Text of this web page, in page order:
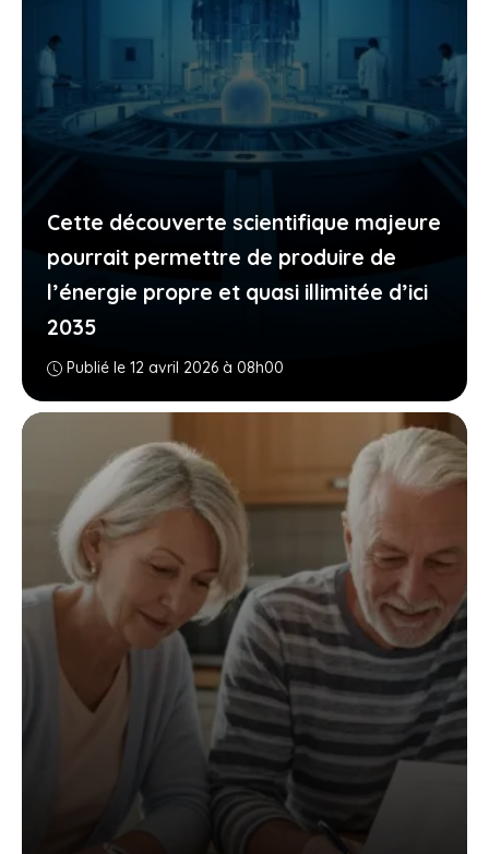
Cette découverte scientifique majeure
pourrait permettre de produire de
l’énergie propre et quasi illimitée d’ici
2035
Publié le 12 avril 2026 à 08h00